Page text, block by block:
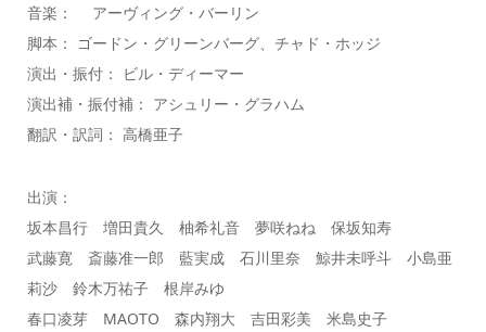
音楽： アーヴィング・バーリン
脚本： ゴードン・グリーンバーグ、チャド・ホッジ
演出・振付： ビル・ディーマー
演出補・振付補： アシュリー・グラハム
翻訳・訳詞： 高橋亜子
出演：
坂本昌行 増田貴久 柚希礼音 夢咲ねね 保坂知寿
武藤寛 斎藤准一郎 藍実成 石川里奈 鯨井未呼斗 小島亜
莉沙 鈴木万祐子 根岸みゆ
春口凌芽 MAOTO 森内翔大 吉田彩美 米島史子